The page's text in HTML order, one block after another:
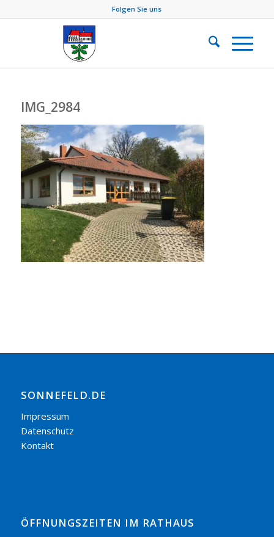
Folgen Sie uns
IMG_2984
SONNEFELD.DE
Impressum
Datenschutz
Kontakt
ÖFFNUNGSZEITEN IM RATHAUS